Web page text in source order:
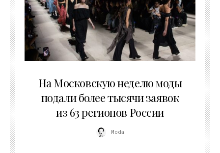
На Московскую неделю моды
подали более тысячи заявок
из 63 регионов России
Moda